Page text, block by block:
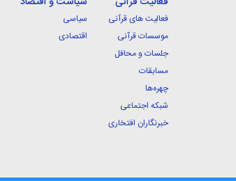
فعالیت های قرآنی
موسسات قرآنی
جلسات و محافل
مسابقات
چهره‌ها
شبکه اجتماعی
خبرنگاران افتخاری
سیاسی
اقتصادی